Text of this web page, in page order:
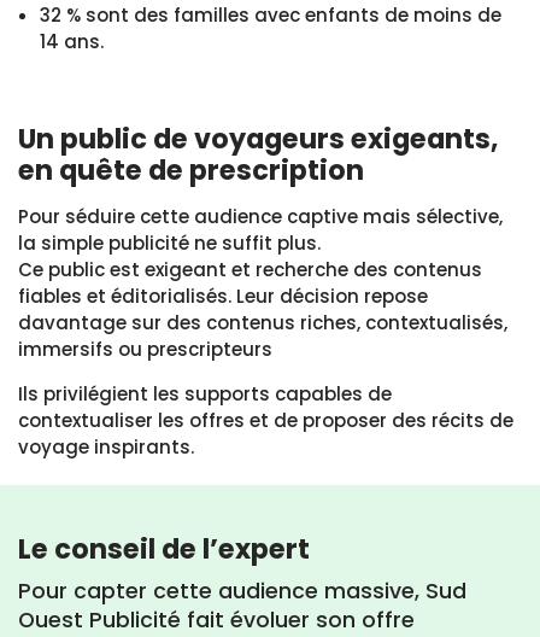
32 % sont des familles avec enfants de moins de
14 ans.
Un public de voyageurs exigeants,
en quête de prescription
Pour séduire cette audience captive mais sélective,
la simple publicité ne suffit plus.
Ce public est exigeant et recherche des contenus
fiables et éditorialisés. Leur décision repose
davantage sur des contenus riches, contextualisés,
immersifs ou prescripteurs
Ils privilégient les supports capables de
contextualiser les offres et de proposer des récits de
voyage inspirants.
Le conseil de l’expert
Pour capter cette audience massive, Sud
Ouest Publicité fait évoluer son offre